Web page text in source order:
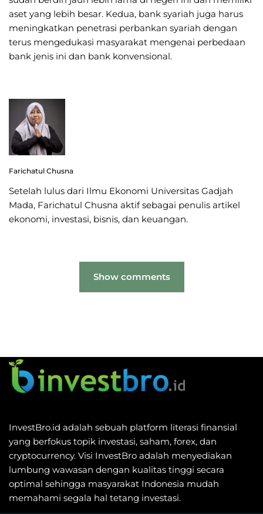
aset yang lebih besar. Kedua, bank syariah juga harus
meningkatkan penetrasi perbankan syariah dengan
terus mengedukasi masyarakat mengenai perbedaan
bank jenis ini dan bank konvensional.
Farichatul Chusna
Setelah lulus dari Ilmu Ekonomi Universitas Gadjah
Mada, Farichatul Chusna aktif sebagai penulis artikel
ekonomi, investasi, bisnis, dan keuangan.
Show comments
InvestBro.id adalah sebuah platform literasi finansial
yang berfokus topik investasi, saham, forex, dan
cryptocurrency. Visi InvestBro adalah menyediakan
lumbung wawasan dengan kualitas tinggi secara
optimal sehingga masyarakat Indonesia mudah
memahami segala hal tetang investasi.